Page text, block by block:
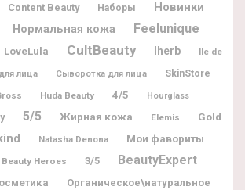
Content Beauty Наборы
Новинки
Нормальная кожа Feelunique
LoveLula CultBeauty Iherb
Ile de
лица Сыворотка для лица
SkinStore
Huda Beauty 4/5 Hourglass
5/5 Жирная кожа Elemis
Gold
Natasha Denona Мои фавориты
Beauty Heroes 3/5 BeautyExpert
Органическое\натуральное